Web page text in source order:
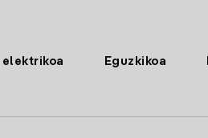
elektrikoa Eguzkikoa